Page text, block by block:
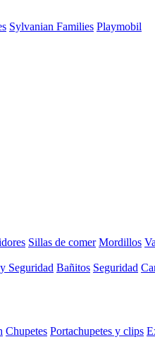
Sylvanian Families Playmobil
Sillas de comer Mordillos
Seguridad Bañitos Seguridad
Chupetes Portachupetes y clips